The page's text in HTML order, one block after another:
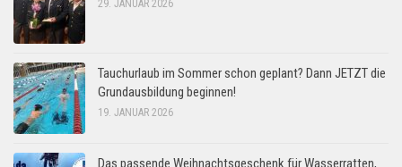
29. JANUAR 2026
Tauchurlaub im Sommer schon geplant? Dann JETZT die
Grundausbildung beginnen!
19. JANUAR 2026
Das passende Weihnachtsgeschenk für Wasserratten,